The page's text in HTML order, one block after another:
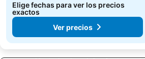
Elige fechas para ver los precios
exactos
Ver precios